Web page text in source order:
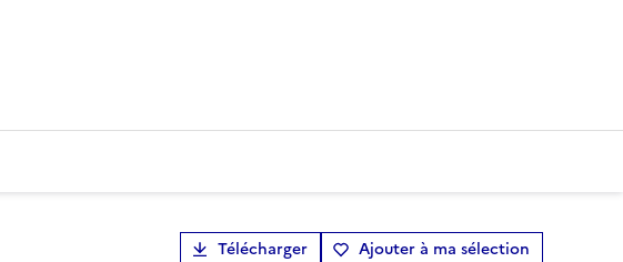
Télécharger Ajouter à ma sélection